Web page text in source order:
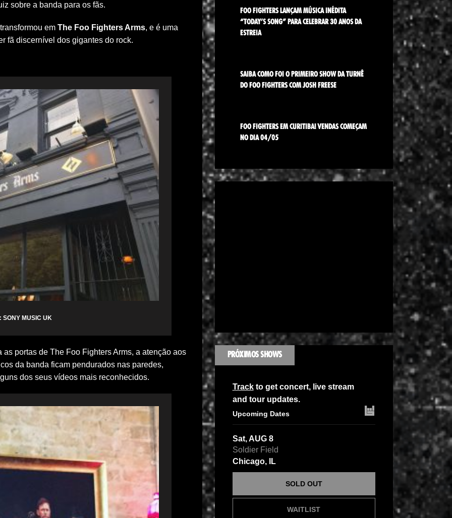
sobre a banda para os fãs.
em The Foo Fighters Arms, e é uma
fã discernível dos gigantes do rock.
SONY MUSIC UK
portas de The Foo Fighters Arms, a atenção aos
da banda ficam pendurados nas paredes,
dos seus vídeos mais reconhecidos.
FOO FIGHTERS LANÇAM MÚSICA INÉDITA
“TODAY’S SONG” PARA CELEBRAR 30 ANOS DA
ESTREIA
SAIBA COMO FOI O PRIMEIRO SHOW DA TURNÊ
DO FOO FIGHTERS COM JOSH FREESE
FOO FIGHTERS EM CURITIBA! VENDAS COMEÇAM
NO DIA 04/05
PRÓXIMOS SHOWS
Trackto get concert, live stream
and tour updates.
Upcoming Dates
Sat, AUG 8
Soldier Field
Chicago, IL
WAITLIST
SOLD OUT